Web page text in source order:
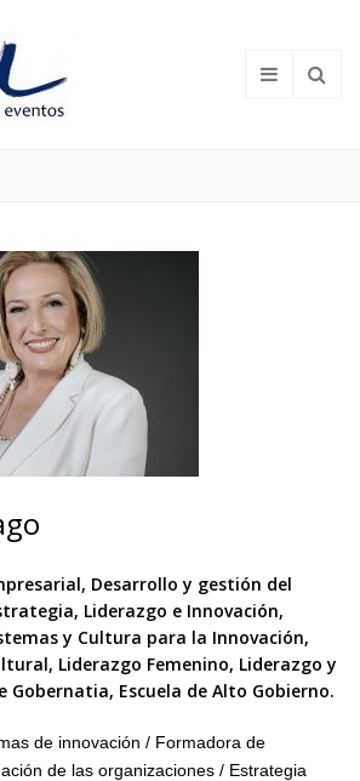
Desarrollo y gestión del
Liderazgo e Innovación,
y Cultura para la Innovación,
Liderazgo Femenino, Liderazgo y
Gobernatia, Escuela de Alto Gobierno.
de innovación / Formadora de
de las organizaciones / Estrategia